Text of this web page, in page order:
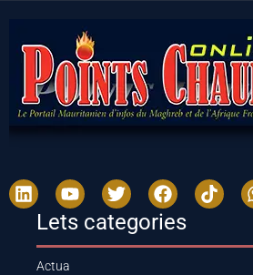
Lets categories
Actua